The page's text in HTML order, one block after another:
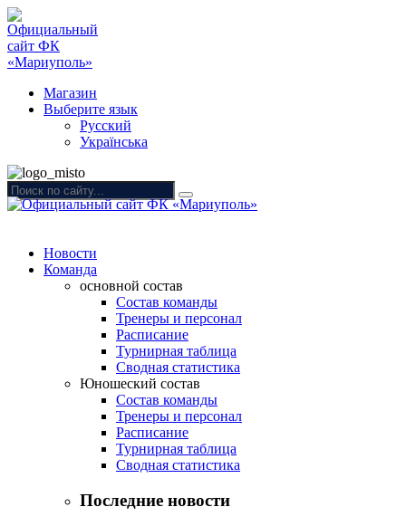
Магазин
Выберите язык
Русский
Українська
Новости
Команда
основной состав
Состав команды
Тренеры и персонал
Расписание
Турнирная таблица
Сводная статистика
Юношеский состав
Состав команды
Тренеры и персонал
Расписание
Турнирная таблица
Сводная статистика
Последние новости